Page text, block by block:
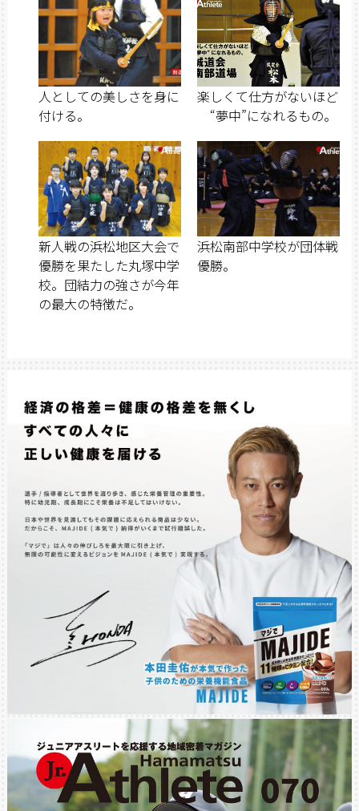
人としての美しさを身に
付ける。
楽しくて仕方がないほど
“夢中”になれるもの。
新人戦の浜松地区大会で
優勝を果たした丸塚中学
校。団結力の強さが今年
の最大の特徴だ。
浜松南部中学校が団体戦
優勝。